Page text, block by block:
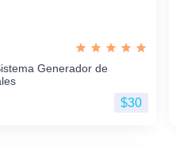
Generador de
$30